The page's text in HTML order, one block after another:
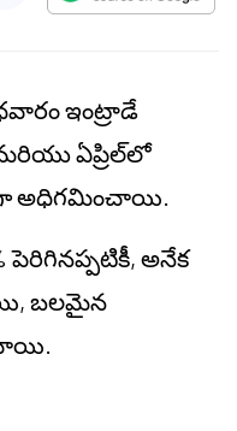
ఇంట్రాడే
ఏప్రిల్‌లో
అధిగమించాయి.
పెరిగినప్పటికీ, అనేక
బలమైన